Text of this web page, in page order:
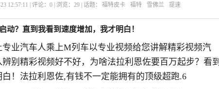
12:57:11 | 评论：0 | 浏览：29 | 话题： 福特皮卡 福特 雪佛兰 提速
动？直到我看到速度增加，我才明白！
业汽车人乘上M列车以专业视频给您讲解精彩视频汽
别精彩视频好不好，为啥法拉利恩佐要百万起步？看到
！法拉利恩佐,有钱不一定能拥有的顶级超跑.6